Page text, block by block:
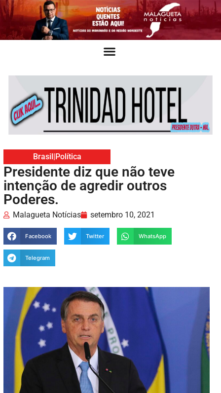
Brasil|Política
Presidente diz que não teve
intenção de agredir outros
Poderes.
Malagueta Notícias setembro 10, 2021
Facebook Twitter WhatsApp
Telegram